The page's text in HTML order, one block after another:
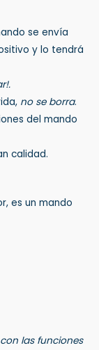
se envía
y lo tendrá
no se borra.
del mando
calidad.
es un mando
las funciones